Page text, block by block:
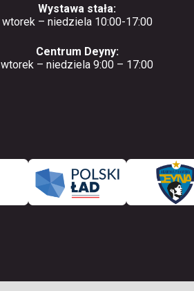
Wystawa stała:
wtorek – niedziela 10:00-17:00
Centrum Deyny:
wtorek – niedziela 9:00 – 17:00